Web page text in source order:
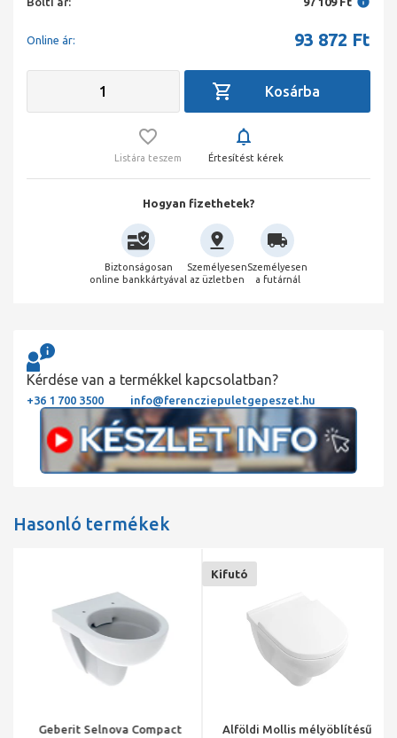
Online ár: 93 872 Ft
Listára teszem Értesítést kérek
Hogyan fizethetek?
Biztonságosan
online bankkártyával
Személyesen
az üzletben
Személyesen
a futárnál
Kérdése van a termékkel kapcsolatban?
+36 1 700 3500 info@ferencziepuletgepeszet.hu
Hasonló termékek
Geberit Selnova Compact Alföldi Mollis mélyöblítésű
Kifutó